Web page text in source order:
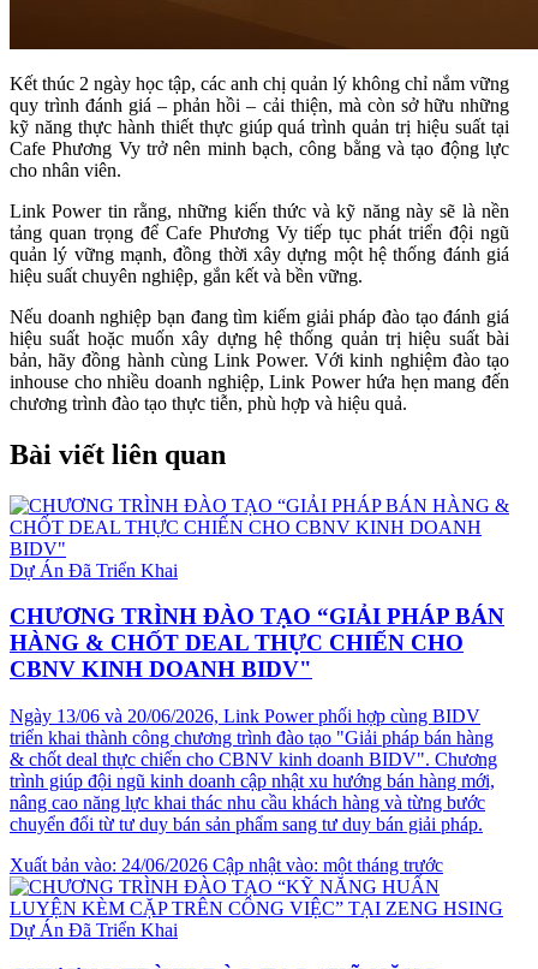
Kết thúc 2 ngày học tập, các anh chị quản lý không chỉ nắm vững
quy trình đánh giá – phản hồi – cải thiện, mà còn sở hữu những
kỹ năng thực hành thiết thực giúp quá trình quản trị hiệu suất tại
Cafe Phương Vy trở nên minh bạch, công bằng và tạo động lực
cho nhân viên.
Link Power tin rằng, những kiến thức và kỹ năng này sẽ là nền
tảng quan trọng để Cafe Phương Vy tiếp tục phát triển đội ngũ
quản lý vững mạnh, đồng thời xây dựng một hệ thống đánh giá
hiệu suất chuyên nghiệp, gắn kết và bền vững.
Nếu doanh nghiệp bạn đang tìm kiếm giải pháp đào tạo đánh giá
hiệu suất hoặc muốn xây dựng hệ thống quản trị hiệu suất bài
bản, hãy đồng hành cùng Link Power. Với kinh nghiệm đào tạo
inhouse cho nhiều doanh nghiệp, Link Power hứa hẹn mang đến
chương trình đào tạo thực tiễn, phù hợp và hiệu quả.
Bài viết liên quan
Dự Án Đã Triển Khai
CHƯƠNG TRÌNH ĐÀO TẠO “GIẢI PHÁP BÁN
HÀNG & CHỐT DEAL THỰC CHIẾN CHO
CBNV KINH DOANH BIDV"
Ngày 13/06 và 20/06/2026, Link Power phối hợp cùng BIDV
triển khai thành công chương trình đào tạo "Giải pháp bán hàng
& chốt deal thực chiến cho CBNV kinh doanh BIDV". Chương
trình giúp đội ngũ kinh doanh cập nhật xu hướng bán hàng mới,
nâng cao năng lực khai thác nhu cầu khách hàng và từng bước
chuyển đổi từ tư duy bán sản phẩm sang tư duy bán giải pháp.
Xuất bản vào: 24/06/2026 Cập nhật vào: một tháng trước
Dự Án Đã Triển Khai